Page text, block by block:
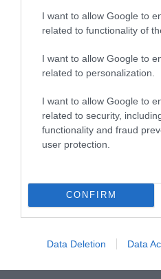
I want to allow Google to
related to functionality of
I want to allow Google to
related to personalization.
I want to allow Google to
related to security,
functionality and fraud
user protection.
CONFIRM
Data Deletion Data
Fotó:
8. Készíts saját